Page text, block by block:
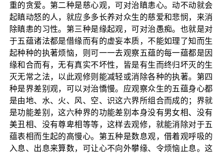
重的贪爱。第二种是慈心观，可对治瞋恚心。动不动就会
起瞋动怒的人，就应多多长养对众生的慈爱和悲悯，来消
除瞋恚的习性。第三种是缘起观，可对治愚痴。也就是对
于五蕴诸法都是借缘而有的虚妄本质，不能如理了知而生
起种种的执著烦恼，则可一一去观察五蕴的每一蕴都是因
缘和合而有，无有真实不坏性，皆是有生而终归坏灭的生
灭无常之法，以此观修则能减轻或消除各种的执著。第四
种是界差别观，可以对治憍慢。应观察众生的五蕴身心都
是由地、水、火、风、空、识这六界所组合而成的；界就
是功能差别，这六种界的功能差别本身没有男女相、没有
美丑相、没有尊卑相等等，这样去观修，就能消除对于五
蕴表相而生起的高慢心。第五种是数息观，借着观呼吸的
入息、出息来算数，可让心不向外攀缘、令烦恼止息。这